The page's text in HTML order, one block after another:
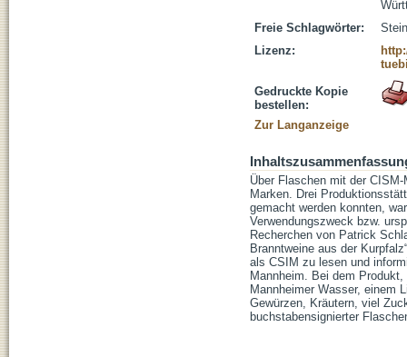
Freie Schlagwörter:
Lizenz:
Gedruckte Kopie
bestellen:
Zur Langanzeige
Über Flaschen mit der
Marken. Drei
gemacht werden konnten,
Verwendungszweck bzw.
Recherchen von Patrick
Branntweine aus der
als CSIM zu lesen und
Mannheim. Bei dem
Mannheimer Wasser, einem
Gewürzen, Kräutern, viel
buchstabensignierter